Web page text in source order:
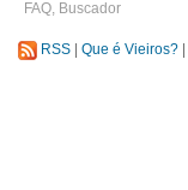
FAQ, Buscador
RSS Que é Vieiros?